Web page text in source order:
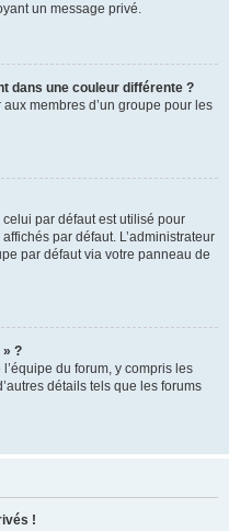
un message privé.
dans une couleur différente ?
membres d’un groupe pour les
par défaut est utilisé pour
par défaut. L’administrateur
par défaut via votre panneau de
» ?
du forum, y compris les
détails tels que les forums
!